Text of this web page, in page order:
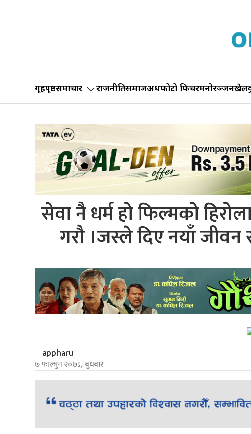
गृहपृष्ठसमाचार राजनीतिसमाजअर्थफोटो फिचरमनोरञ्जन
सेवा नै धर्म हो फिल्मको
गरौ ।जस्ले दिए नयाँ जीवन
appharu
७ फाल्गुन २०७६, बुधबार